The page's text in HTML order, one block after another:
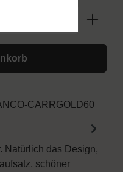
CARRGOLD60
Natürlich das Design,
schöner